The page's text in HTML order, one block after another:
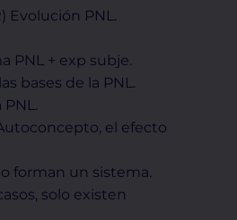
Evolución PNL.
PNL + exp subje.
bases de la PNL.
PNL.
el efecto
forman un sistema.
solo existen